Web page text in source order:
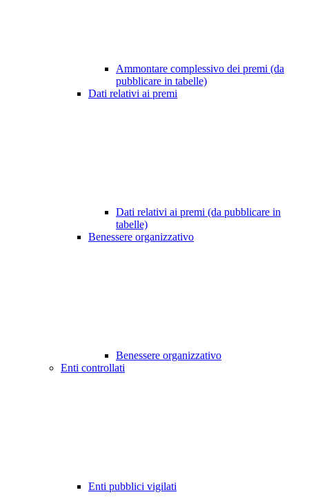
Ammontare complessivo dei premi (da
pubblicare in tabelle)
Dati relativi ai premi
Dati relativi ai premi (da pubblicare in
tabelle)
Benessere organizzativo
Benessere organizzativo
Enti controllati
Enti pubblici vigilati